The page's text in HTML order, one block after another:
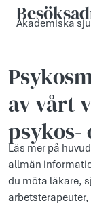
Akademiska
av vårt
Läs mer på
allmän
du möta läkare,
arbetsterapeuter,